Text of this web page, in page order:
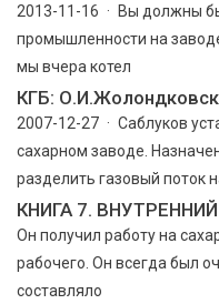
2013-11-16 · Вы должны
промышленности на
мы вчера котел
КГБ:
2007-12-27 · Саблуков
сахарном заводе.
разделить газовый поток
КНИГА 7.
Он получил работу на
рабочего. Он всегда был
составляло